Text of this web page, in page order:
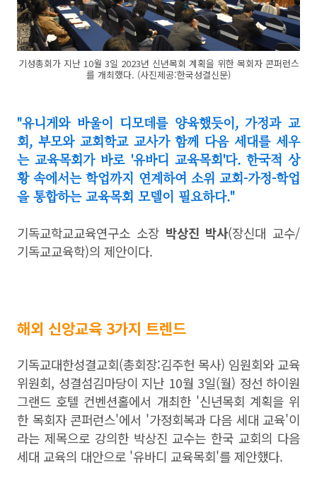
기성총회가 지난 10월 3일 2023년 신년목회 계획을 위한 목회자 콘퍼런스
를 개최했다. (사진제공:한국성결신문)
"유니게와 바울이 디모데를 양육했듯이, 가정과 교
회, 부모와 교회학교 교사가 함께 다음 세대를 세우
는 교육목회가 바로 '유바디 교육목회'다. 한국적 상
황 속에서는 학업까지 연계하여 소위 교회-가정-학업
을 통합하는 교육목회 모델이 필요하다."
기독교학교교육연구소 소장박상진 박사(장신대 교수/
기독교교육학)의 제안이다.
해외 신앙교육 3가지 트렌드
기독교대한성결교회(총회장:김주헌 목사) 임원회와 교육
위원회, 성결섬김마당이 지난 10월 3일(월) 정선 하이원
그랜드 호텔 컨벤션홀에서 개최한 '신년목회 계획을 위
한 목회자 콘퍼런스'에서 '가정회복과 다음 세대 교육'이
라는 제목으로 강의한 박상진 교수는 한국 교회의 다음
세대 교육의 대안으로 '유바디 교육목회'를 제안했다.